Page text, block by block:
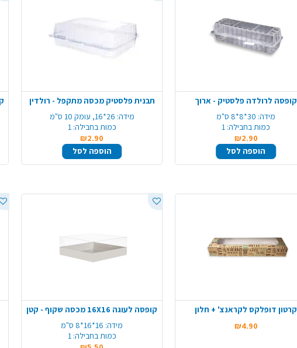
קופסה לרולדה פלסטיק - ארוך
מידה: 30*8*8 ס"מ
כמות בחבילה: 1
₪2.90
הוספה לסל
תבנית פלסטיק מכסה מתקפל - רולדין
מידה: 26*16, עומק 10 ס"מ
כמות בחבילה: 1
₪2.90
הוספה לסל
קרטון דופלקס לקראנצ' + חלון
₪4.90
קופסה לעוגה 16X16 מכסה שקוף - קטן
מידה: 16*16*8 ס"מ
כמות בחבילה: 1